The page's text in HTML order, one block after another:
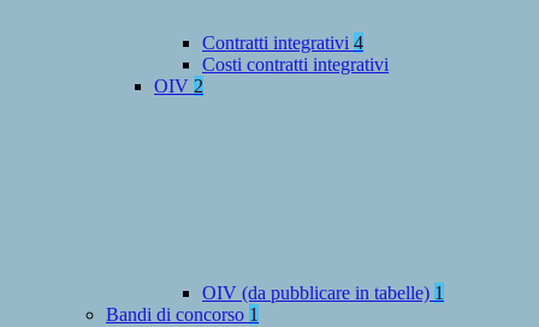
Contratti integrativi 4
Costi contratti integrativi
OIV 2
OIV (da pubblicare in tabelle) 1
Bandi di concorso 1